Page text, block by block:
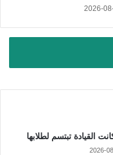
2026-
القيادة تبتسم لطلابها
2026-